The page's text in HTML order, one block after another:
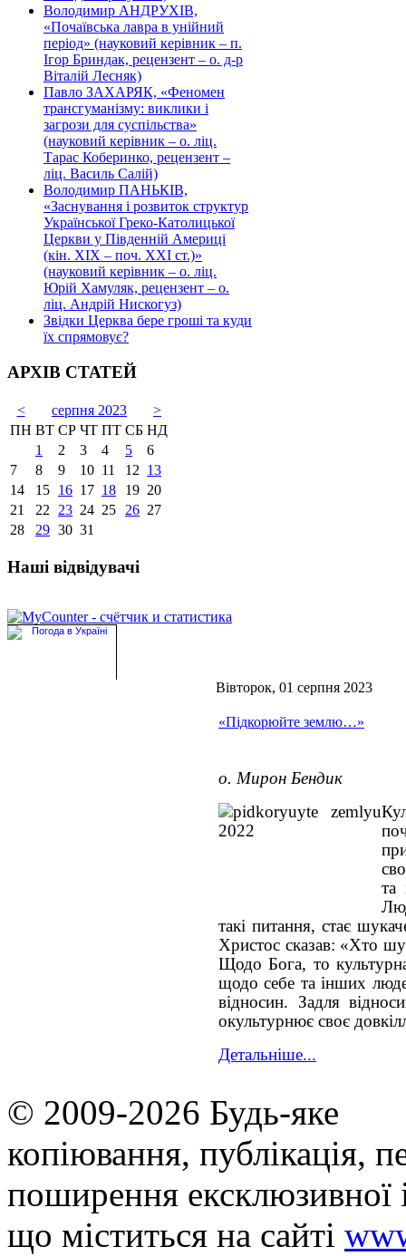
Володимир АНДРУХІВ,
«Почаївська лавра в унійний
період» (науковий керівник – п.
Ігор Бриндак, рецензент – о. д-р
Віталій Лесняк)
Павло ЗАХАРЯК, «Феномен
трансгуманізму: виклики і
загрози для суспільства»
(науковий керівник – о. ліц.
Тарас Коберинко, рецензент –
ліц. Василь Салій)
Володимир ПАНЬКІВ,
«Заснування і розвиток структур
Української Греко-Католицької
Церкви у Південній Америці
(кін. ХІХ – поч. ХХІ ст.)»
(науковий керівник – о. ліц.
Юрій Хамуляк, рецензент – о.
ліц. Андрій Нискогуз)
Звідки Церква бере гроші та куди
їх спрямовує?
АРХІВ СТАТЕЙ
< серпня 2023
>
ПН ВТ СР ЧТ ПТ СБ НД
1
2 3 4 5
6
7
8 9 10 11 12 13
14
15 16 17 18 19 20
21
22 23 24 25 26 27
28
29 30 31
Наші відвідувачі
Вівторок, 01 серпня 2023
«Підкорюйте землю…»
о. Мирон Бендик
та
такі питання, стає
Христос сказав: «Хто
Щодо Бога, то
щодо себе та інших
відносин. Задля
окультурнює своє
Детальніше...
© 2009-2026 Будь-яке
копiювання, публiкацiя,
поширення
що мiститься на сайті